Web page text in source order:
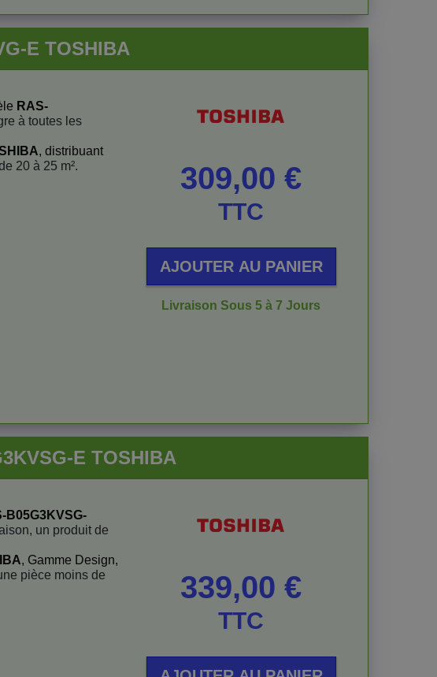
E TOSHIBA
RAS-
à toutes les
, distribuant
20 à 25 m². 309,00 €
TTC
AJOUTER AU PANIER
Livraison Sous 5 à 7 Jours
E TOSHIBA
B05G3KVSG-
un produit de
, Gamme Design,
pièce moins de
339,00 €
TTC